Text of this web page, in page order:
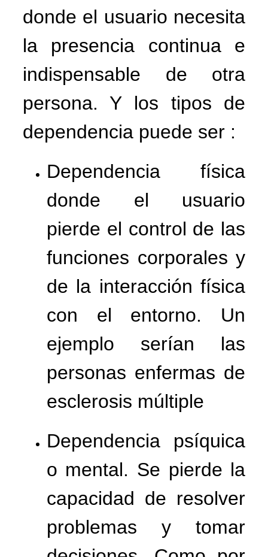
donde el usuario necesita
la presencia continua e
indispensable de otra
persona. Y los tipos de
dependencia puede ser :
Dependencia física
donde el usuario
pierde el control de las
funciones corporales y
de la interacción física
con el entorno. Un
ejemplo serían las
personas enfermas de
esclerosis múltiple
Dependencia psíquica
o mental. Se pierde la
capacidad de resolver
problemas y tomar